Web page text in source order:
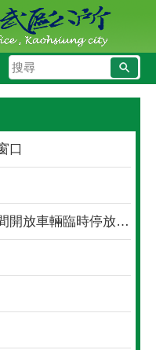
搜
尋
口
放車輛臨時停放處所